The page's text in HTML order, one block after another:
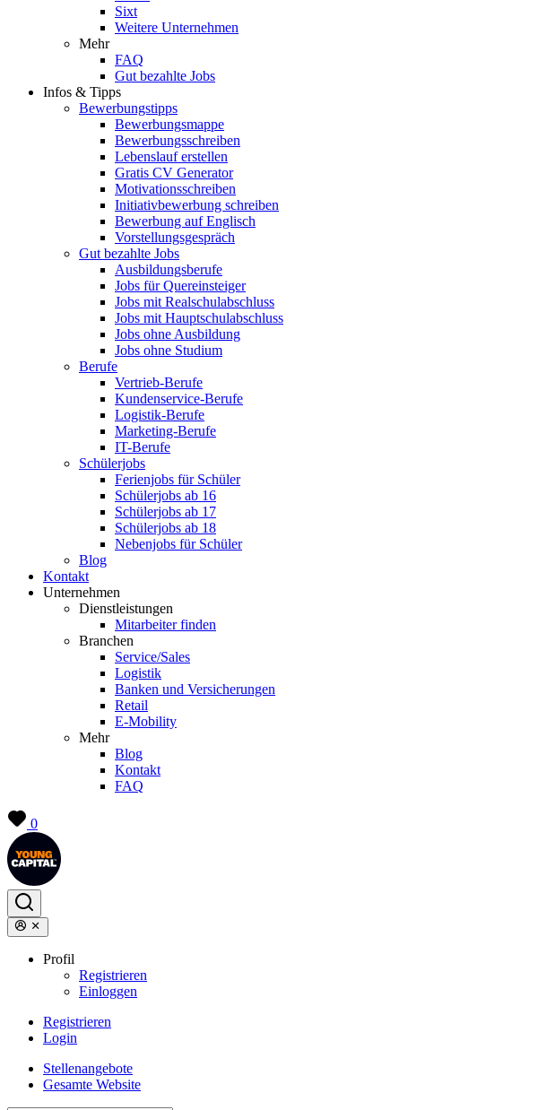
Sixt
Weitere Unternehmen
Mehr
FAQ
Gut bezahlte Jobs
Infos & Tipps
Bewerbungstipps
Bewerbungsmappe
Bewerbungsschreiben
Lebenslauf erstellen
Gratis CV Generator
Motivationsschreiben
Initiativbewerbung schreiben
Bewerbung auf Englisch
Vorstellungsgespräch
Gut bezahlte Jobs
Ausbildungsberufe
Jobs für Quereinsteiger
Jobs mit Realschulabschluss
Jobs mit Hauptschulabschluss
Jobs ohne Ausbildung
Jobs ohne Studium
Berufe
Vertrieb-Berufe
Kundenservice-Berufe
Logistik-Berufe
Marketing-Berufe
IT-Berufe
Schülerjobs
Ferienjobs für Schüler
Schülerjobs ab 16
Schülerjobs ab 17
Schülerjobs ab 18
Nebenjobs für Schüler
Blog
Kontakt
Unternehmen
Dienstleistungen
Mitarbeiter finden
Branchen
Service/Sales
Logistik
Banken und Versicherungen
Retail
E-Mobility
Mehr
Blog
Kontakt
FAQ
0
Profil
Registrieren
Einloggen
Registrieren
Login
Stellenangebote
Gesamte Website